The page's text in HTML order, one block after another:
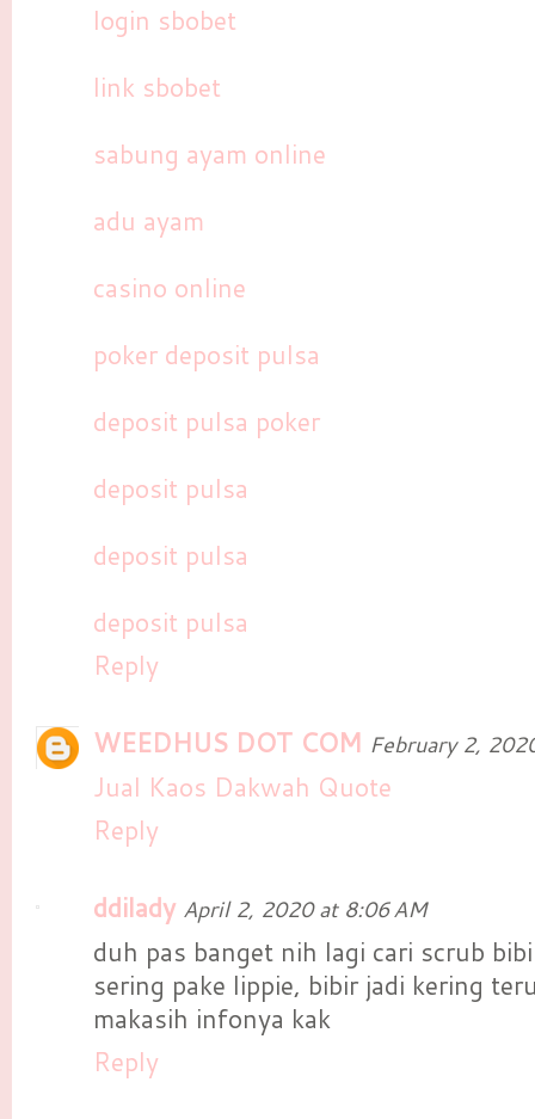
login sbobet
link sbobet
sabung ayam online
adu ayam
casino online
poker deposit pulsa
deposit pulsa poker
deposit pulsa
deposit pulsa
deposit pulsa
Reply
WEEDHUS DOT COM February 2,
Jual Kaos Dakwah Quote
Reply
ddilady April 2, 2020 at 8:06 AM
duh pas banget nih lagi cari scrub
sering pake lippie, bibir jadi kering
makasih infonya kak
Reply